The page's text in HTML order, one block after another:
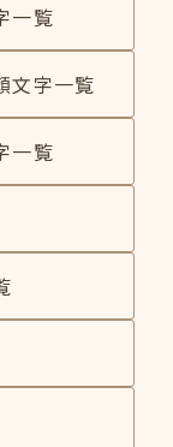
一覧
文字一覧
一覧